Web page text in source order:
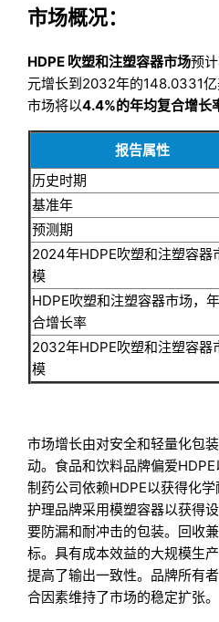
市场概况：
HDPE 吹塑和注塑容器市场预
元增长到2032年的148.0331亿
市场将以4.4%的年均复合增长
报告属性
历史时期
基准年
预测期
2024年HDPE吹塑和注塑容器
模
HDPE吹塑和注塑容器市场，
合增长率
2032年HDPE吹塑和注塑容器
模
市场增长由对安全和轻量化包
动。食品和饮料品牌偏爱HDPE
制药公司依赖HDPE以获得化
护理品牌采用模塑容器以获得
要防漏和耐冲击的包装。回收
标。具有成本效益的大规模生
提高了输出一致性。品牌所有
合因素维持了市场的稳定扩张。